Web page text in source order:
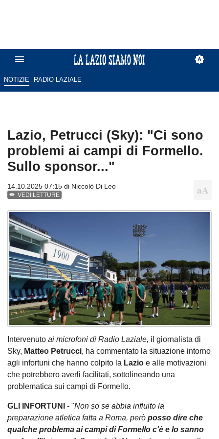
NOTIZIE RADIO LAZIALE
Lazio, Petrucci (Sky): "Ci sono
problemi ai campi di Formello.
Sullo sponsor..."
14.10.2025 07:15 di Niccolò Di Leo
VEDI LETTURE
Intervenuto ai microfoni di Radio Laziale, il giornalista di
Sky, Matteo Petrucci, ha commentato la situazione intorno
agli infortuni che hanno colpito la Lazio e alle motivazioni
che potrebbero averli facilitati, sottolineando una
problematica sui campi di Formello.
GLI INFORTUNI - "Non so se abbia influito la
preparazione atletica fatta a Roma, però posso dire che
qualche problema ai campi di Formello c'è e lo sanno